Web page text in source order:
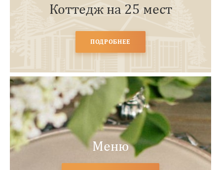
Коттедж на 25 мест
ПОДРОБНЕЕ
Меню